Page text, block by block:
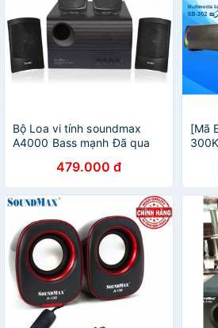
Bộ Loa vi tính soundmax
A4000 Bass mạnh Đã qua
479.000 đ
[Mã